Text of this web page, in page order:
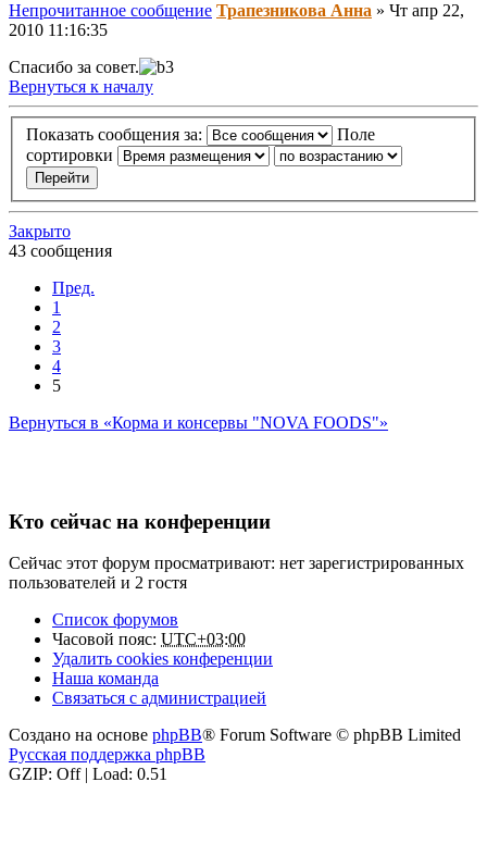
Непрочитанное сообщение Трапезникова Анна » Чт апр 22,
2010 11:16:35
Спасибо за совет.
Вернуться к началу
Показать сообщения за:
Поле
сортировки
Закрыто
43 сообщения
Пред.
1
2
3
4
5
Вернуться в «Корма и консервы "NOVA FOODS"»
Кто сейчас на конференции
Сейчас этот форум просматривают: нет зарегистрированных
пользователей и 2 гостя
Список форумов
Часовой пояс: UTC+03:00
Удалить cookies конференции
Наша команда
Связаться с администрацией
Создано на основе phpBB® Forum Software © phpBB Limited
Русская поддержка phpBB
GZIP: Off | Load: 0.51